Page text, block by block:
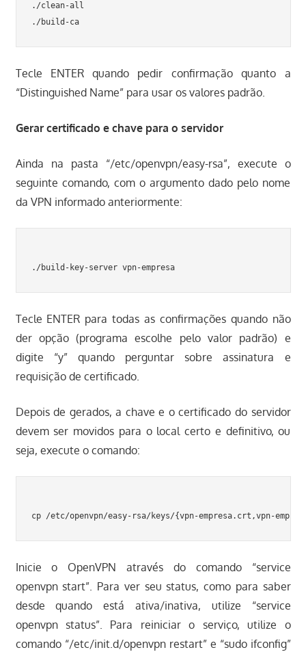
./clean-all
Tecle ENTER quando pedir confirmação quanto a
“Distinguished Name” para usar os valores padrão.
Gerar certificado e chave para o servidor
Ainda na pasta “/etc/openvpn/easy-rsa”, execute o
seguinte comando, com o argumento dado pelo nome
da VPN informado anteriormente:
Tecle ENTER para todas as confirmações quando não
der opção (programa escolhe pelo valor padrão) e
digite “y” quando perguntar sobre assinatura e
requisição de certificado.
Depois de gerados, a chave e o certificado do servidor
devem ser movidos para o local certo e definitivo, ou
seja, execute o comando:
Inicie o OpenVPN através do comando “service
openvpn start”. Para ver seu status, como para saber
desde quando está ativa/inativa, utilize “service
openvpn status”. Para reiniciar o serviço, utilize o
comando “/etc/init.d/openvpn restart” e “sudo ifconfig”